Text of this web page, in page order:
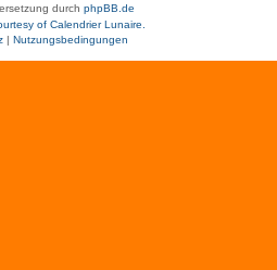
durch phpBB.de
of Calendrier Lunaire.
| Nutzungsbedingungen